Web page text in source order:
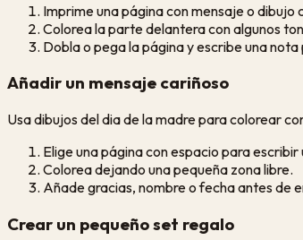
Imprime una página con mensaje o dibujo
Colorea la parte delantera con algunos
Dobla o pega la página y escribe una nota
Añadir un mensaje cariñoso
Usa dibujos del dia de la madre para colorear
Elige una página con espacio para escribir
Colorea dejando una pequeña zona libre.
Añade gracias, nombre o fecha antes de
Crear un pequeño set regalo